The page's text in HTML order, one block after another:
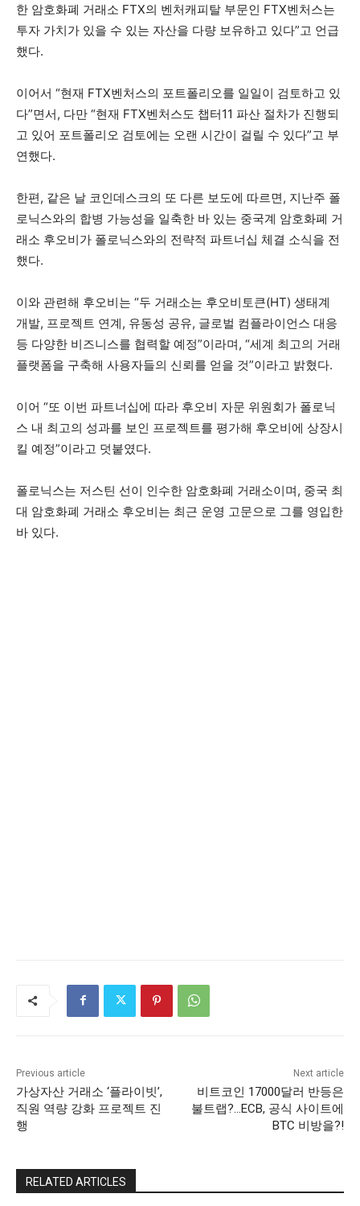
한 암호화폐 거래소 FTX의 벤처캐피탈 부문인 FTX벤처스는
투자 가치가 있을 수 있는 자산을 다량 보유하고 있다”고 언급
했다.
이어서 “현재 FTX벤처스의 포트폴리오를 일일이 검토하고 있
다”면서, 다만 “현재 FTX벤처스도 챕터11 파산 절차가 진행되
고 있어 포트폴리오 검토에는 오랜 시간이 걸릴 수 있다”고 부
연했다.
한편, 같은 날 코인데스크의 또 다른 보도에 따르면, 지난주 폴
로닉스와의 합병 가능성을 일축한 바 있는 중국계 암호화폐 거
래소 후오비가 폴로닉스와의 전략적 파트너십 체결 소식을 전
했다.
이와 관련해 후오비는 “두 거래소는 후오비토큰(HT) 생태계
개발, 프로젝트 연계, 유동성 공유, 글로벌 컴플라이언스 대응
등 다양한 비즈니스를 협력할 예정”이라며, “세계 최고의 거래
플랫폼을 구축해 사용자들의 신뢰를 얻을 것”이라고 밝혔다.
이어 “또 이번 파트너십에 따라 후오비 자문 위원회가 폴로닉
스 내 최고의 성과를 보인 프로젝트를 평가해 후오비에 상장시
킬 예정”이라고 덧붙였다.
폴로닉스는 저스틴 선이 인수한 암호화폐 거래소이며, 중국 최
대 암호화폐 거래소 후오비는 최근 운영 고문으로 그를 영입한
바 있다.
Previous article
가상자산 거래소 ‘플라이빗’,
직원 역량 강화 프로젝트 진
행
Next article
비트코인 17000달러 반등은
불트랩?…ECB, 공식 사이트에
BTC 비방을?!
RELATED ARTICLES